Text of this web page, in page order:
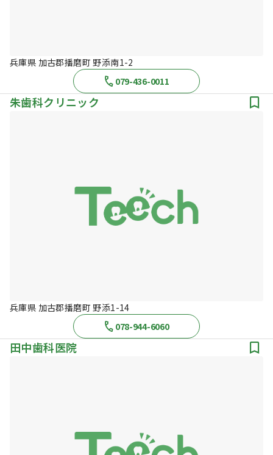
兵庫県 加古郡播磨町 野添南1-2
079-436-0011
朱歯科クリニック
兵庫県 加古郡播磨町 野添1-14
078-944-6060
田中歯科医院